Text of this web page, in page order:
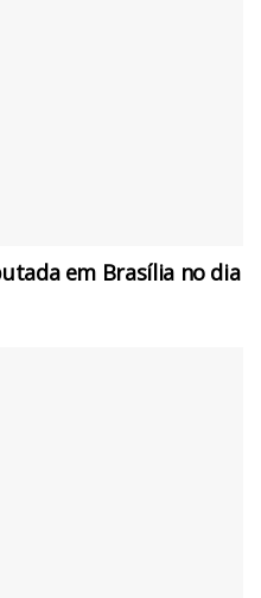
em Brasília no dia